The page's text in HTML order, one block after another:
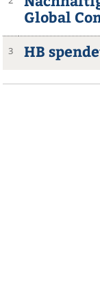
Global
3 HB